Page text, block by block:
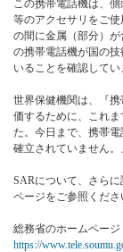
この携帯電話機は、
等のアクセサリをご
の間に金属（部分）
の携帯電話機が国の
いることを確認してい
世界保健機関は、『
価するために、これ
た。今日まで、携帯
確立されていません。
SARについて、さら
ページをご参照くださ
総務省のホームページ
https://